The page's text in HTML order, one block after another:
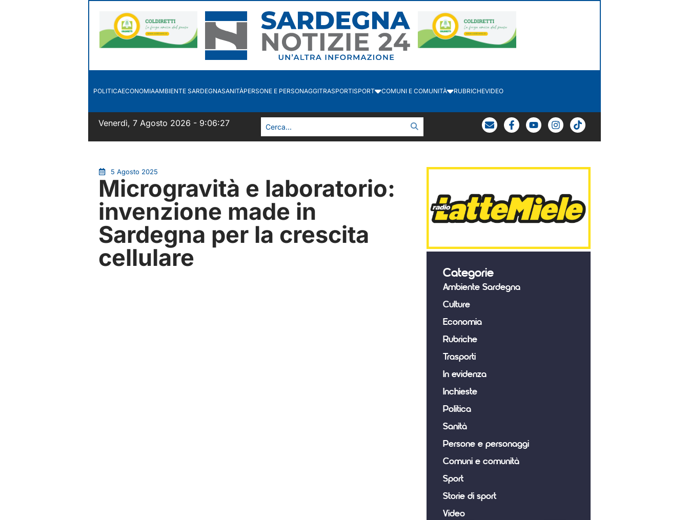
POLITICAECONOMIAAMBIENTE SARDEGNASANITÀPERSONE E PERSONAGGITRASPORTISPORT COMUNI E COMUNITÀ RUBRICHEVIDEO
Venerdì, 7 Agosto 2026 - 9:06:28
5 Agosto 2025
Microgravità e laboratorio:
invenzione made in
Sardegna per la crescita
cellulare
Categorie
Ambiente Sardegna
Culture
Economia
Rubriche
Trasporti
In evidenza
Inchieste
Politica
Sanità
Persone e personaggi
Comuni e comunità
Sport
Storie di sport
Video